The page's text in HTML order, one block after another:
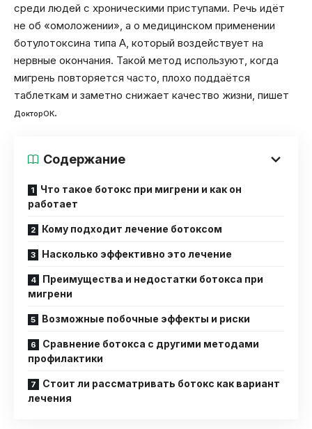
среди людей с хроническими приступами. Речь идёт
не об «омоложении», а о медицинском применении
ботулотоксина типа А, который воздействует на
нервные окончания. Такой метод используют, когда
мигрень повторяется часто, плохо поддаётся
таблеткам и заметно снижает качество жизни, пишет
ДокторОК.
Содержание
Что такое ботокс при мигрени и как он
работает
Кому подходит лечение ботоксом
Насколько эффективно это лечение
Преимущества и недостатки ботокса при
мигрени
Возможные побочные эффекты и риски
Сравнение ботокса с другими методами
профилактики
Стоит ли рассматривать ботокс как вариант
лечения